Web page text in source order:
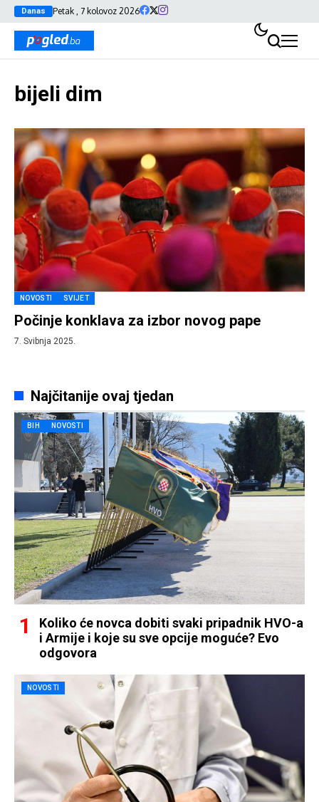
Danas Petak , 7 kolovoz 2026
bijeli dim
NOVOSTI SVIJET
Počinje konklava za izbor novog pape
7. Svibnja 2025.
Najčitanije ovaj tjedan
BIH NOVOSTI
Koliko će novca dobiti svaki pripadnik HVO-a
i Armije i koje su sve opcije moguće? Evo
odgovora
NOVOSTI